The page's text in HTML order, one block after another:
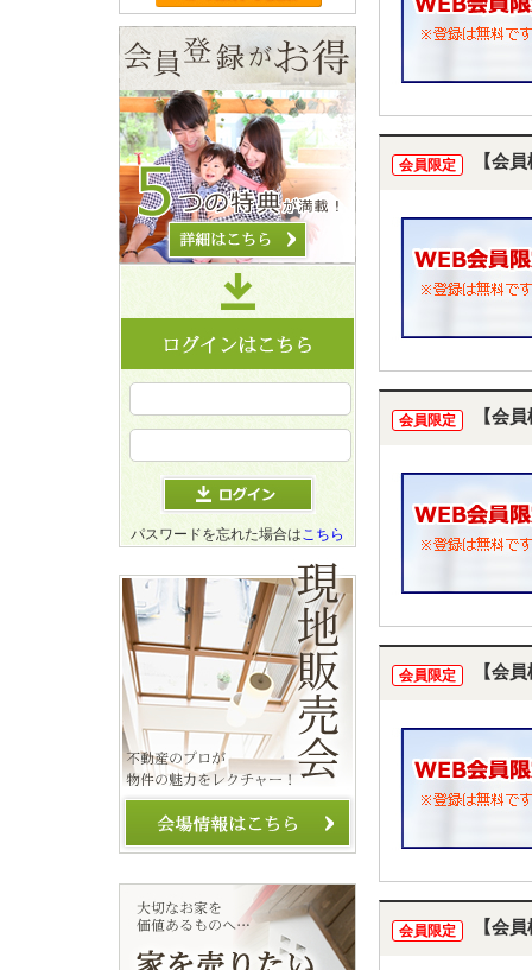
会員限定 【会
会員限定 【会
会員限定 【会
会員限定 【会
パスワードを忘れた場合はこちら